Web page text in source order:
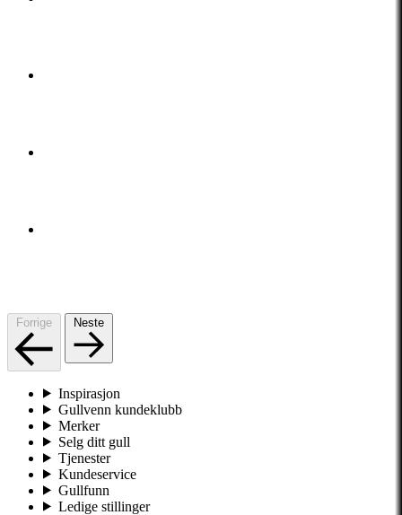
Forrige Neste
Inspirasjon
Gullvenn kundeklubb
Merker
Selg ditt gull
Tjenester
Kundeservice
Gullfunn
Ledige stillinger